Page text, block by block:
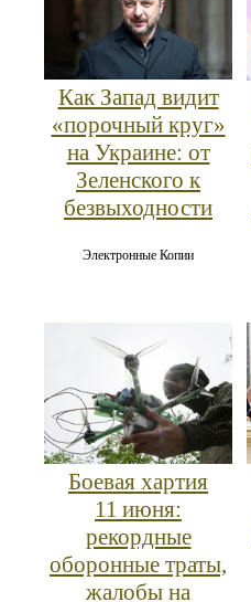
Как Запад видит
«порочный круг»
на Украине: от
Зеленского к
безвыходности
Электронные Копии
Боевая хартия
11 июня:
рекордные
оборонные траты,
жалобы на